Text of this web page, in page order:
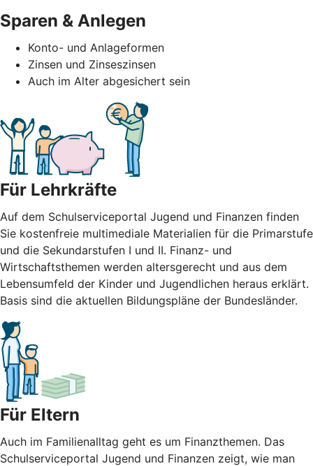
Sparen & Anlegen
Konto- und Anlageformen
Zinsen und Zinseszinsen
Auch im Alter abgesichert sein
Für Lehrkräfte
Auf dem Schulserviceportal Jugend und Finanzen finden
Sie kostenfreie multimediale Materialien für die Primarstufe
und die Sekundarstufen I und II. Finanz- und
Wirtschaftsthemen werden altersgerecht und aus dem
Lebensumfeld der Kinder und Jugendlichen heraus erklärt.
Basis sind die aktuellen Bildungspläne der Bundesländer.
Für Eltern
Auch im Familienalltag geht es um Finanzthemen. Das
Schulserviceportal Jugend und Finanzen zeigt, wie man